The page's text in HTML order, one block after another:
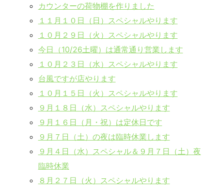
カウンターの荷物棚を作りました
１１月１０日（日）スペシャルやります
１０月２９日（火）スペシャルやります
今日（10/26土曜）は通常通り営業します
１０月２３日（水）スペシャルやります
台風ですが店やります
１０月１５日（火）スペシャルやります
９月１８日（水）スペシャルやります
９月１６日（月・祝）は定休日です
９月７日（土）の夜は臨時休業します
９月４日（水）スペシャル＆９月７日（土）夜
臨時休業
８月２７日（火）スペシャルやります